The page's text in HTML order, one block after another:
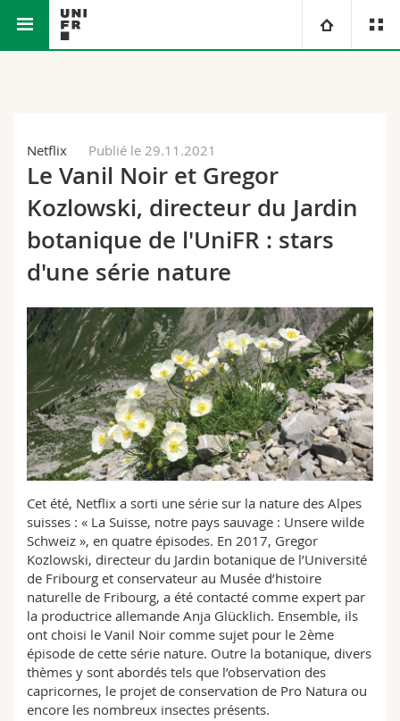
Campus
Recherche
Université
Formation continue
Théologie
Droit
Sciences économiques et sociales et management
Lettres et sciences humaines
Sciences de l'éducation et de la formation
Sciences et médecine
Interfacultaire
Vous êtes
Futurs étudiants
Etudiants
Médias
Chercheurs
Collaborateurs
Doctorants
Ressources
Annuaire du personnel
Plan d'accès
Bibliothèques
Webmail
Programme des cours
MyUnifr
Netflix Publié le 29.11.2021
Le Vanil Noir et Gregor
Kozlowski, directeur du Jardin
botanique de l'UniFR : stars
d'une série nature
Cet été, Netflix a sorti une série sur la nature des Alpes
suisses : « La Suisse, notre pays sauvage : Unsere wilde
Schweiz », en quatre épisodes. En 2017, Gregor
Kozlowski, directeur du Jardin botanique de l’Université
de Fribourg et conservateur au Musée d’histoire
naturelle de Fribourg, a été contacté comme expert par
la productrice allemande Anja Glücklich. Ensemble, ils
ont choisi le Vanil Noir comme sujet pour le 2ème
épisode de cette série nature. Outre la botanique, divers
thèmes y sont abordés tels que l’observation des
capricornes, le projet de conservation de Pro Natura ou
encore les nombreux insectes présents.